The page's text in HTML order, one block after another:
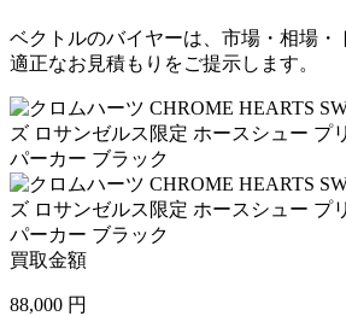
ベクトルのバイヤーは、市場・相場・
適正なお見積もりをご提示します。
買取金額
88,000 円